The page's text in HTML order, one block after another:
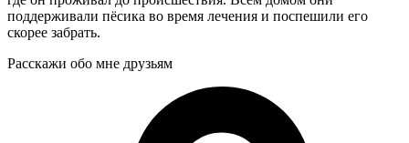
поддерживали пёсика во время лечения и поспешили его
скорее забрать.
Расскажи обо мне друзьям